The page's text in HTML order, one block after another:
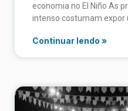
economia no El Niño As
intenso costumam expor
Continuar lendo »